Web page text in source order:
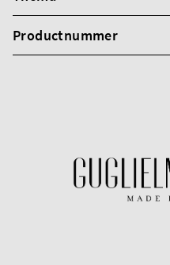
Productnummer